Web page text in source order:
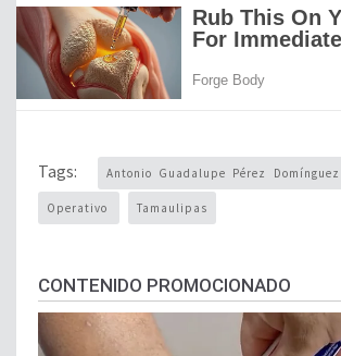
Tags: Antonio Guadalupe Pérez Domínguez
Operativo Tamaulipas
CONTENIDO PROMOCIONADO